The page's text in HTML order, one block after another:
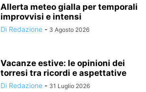
Allerta meteo gialla per temporali
improvvisi e intensi
Di Redazione - 3 Agosto 2026
Vacanze estive: le opinioni dei
torresi tra ricordi e aspettative
Di Redazione - 31 Luglio 2026